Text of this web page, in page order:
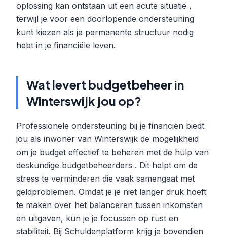
oplossing kan ontstaan uit een acute situatie ,
terwijl je voor een doorlopende ondersteuning
kunt kiezen als je permanente structuur nodig
hebt in je financiële leven.
Wat levert budgetbeheer in
Winterswijk jou op?
Professionele ondersteuning bij je financiën biedt
jou als inwoner van Winterswijk de mogelijkheid
om je budget effectief te beheren met de hulp van
deskundige budgetbeheerders . Dit helpt om de
stress te verminderen die vaak samengaat met
geldproblemen. Omdat je je niet langer druk hoeft
te maken over het balanceren tussen inkomsten
en uitgaven, kun je je focussen op rust en
stabiliteit. Bij Schuldenplatform krijg je bovendien